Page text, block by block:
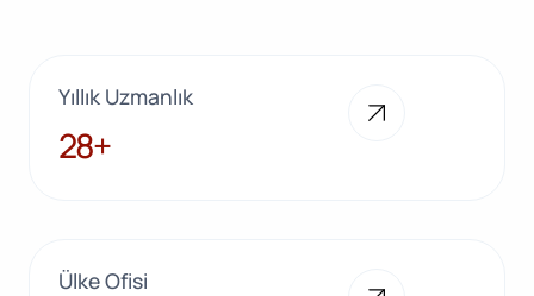
Yıllık Uzmanlık
28+
28+
Ülke Ofisi